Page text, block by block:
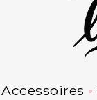
Accessoires